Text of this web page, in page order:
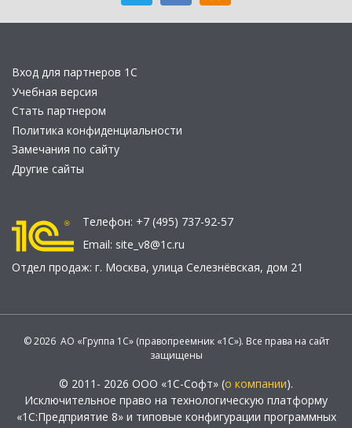
Вход для партнеров 1С
Учебная версия
Стать партнером
Политика конфиденциальности
Замечания по сайту
Другие сайты
Телефон: +7 (495) 737-92-57
Email: site_v8@1c.ru
Отдел продаж: г. Москва, улица Селезнёвская, дом 21
© 2026 АО «Группа 1С» (правопреемник «1С»). Все права на сайт
защищены
© 2011- 2026 ООО «1С-Софт» (о компании).
Исключительное право на технологическую платформу
«1С:Предприятие 8» и типовые конфигурации программных